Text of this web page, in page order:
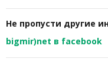
Не пропусти другие
bigmir)net в facebook